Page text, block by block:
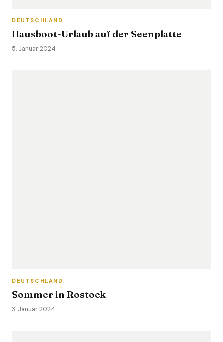
DEUTSCHLAND
Hausboot-Urlaub auf der Seenplatte
5. Januar 2024
DEUTSCHLAND
Sommer in Rostock
3. Januar 2024